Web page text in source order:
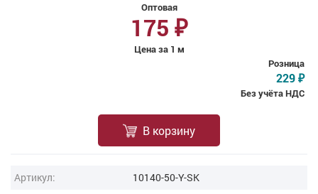
Оптовая
175 ₽
Цена за 1 м
Розница
229 ₽
Без учёта НДС
В корзину
Артикул:
10140-50-Y-SK